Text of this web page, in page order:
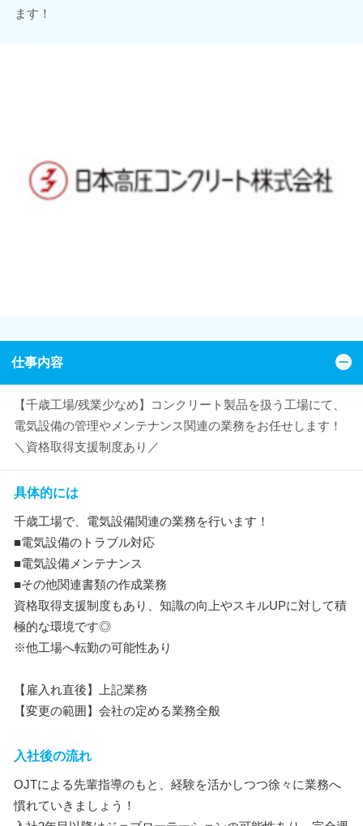
ます！
仕事内容
【千歳工場/残業少なめ】コンクリート製品を扱う工場にて、
電気設備の管理やメンテナンス関連の業務をお任せします！
＼資格取得支援制度あり／
具体的には
千歳工場で、電気設備関連の業務を行います！
■電気設備のトラブル対応
■電気設備メンテナンス
■その他関連書類の作成業務
資格取得支援制度もあり、知識の向上やスキルUPに対して積
極的な環境です◎
※他工場へ転勤の可能性あり
【雇入れ直後】上記業務
【変更の範囲】会社の定める業務全般
入社後の流れ
OJTによる先輩指導のもと、経験を活かしつつ徐々に業務へ
慣れていきましょう！